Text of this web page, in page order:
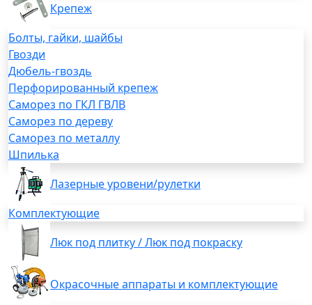
Крепеж
Болты, гайки, шайбы
Гвозди
Дюбель-гвоздь
Перфорированный крепеж
Саморез по ГКЛ ГВЛВ
Саморез по дереву
Саморез по металлу
Шпилька
Лазерные уровени/рулетки
Комплектующие
Люк под плитку / Люк под покраску
Окрасочные аппараты и комплектующие